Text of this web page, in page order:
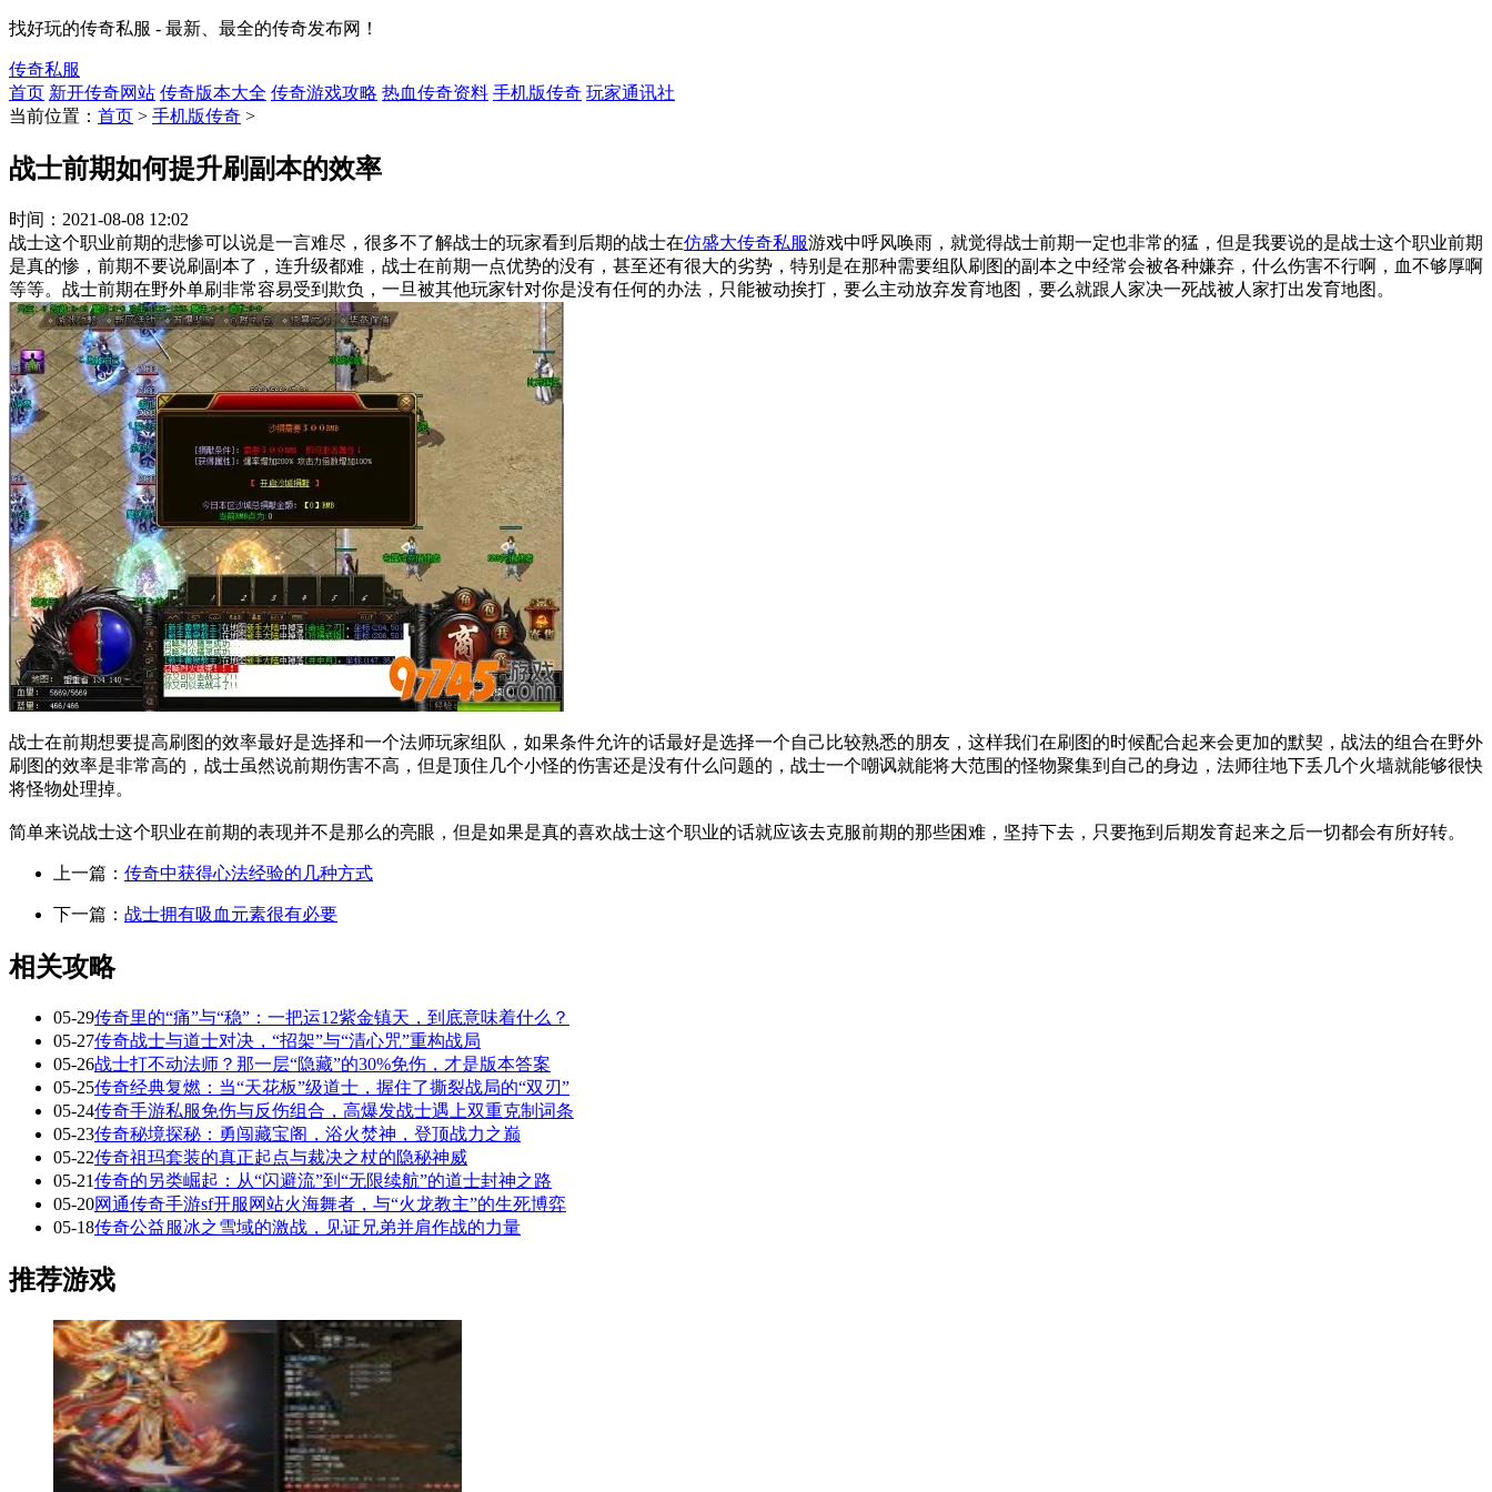
找好玩的传奇私服 - 最新、最全的传奇发布网！
传奇私服
首页 新开传奇网站 传奇版本大全 传奇游戏攻略 热血传奇资料 手机版传奇 玩家通讯社
当前位置： 首页 > 手机版传奇 >
战士前期如何提升刷副本的效率
时间： 2021-08-08 12:02
战士这个职业前期的悲惨可以说是一言难尽，很多不了解战士的玩家看到后期的战士在仿盛大传奇私服游戏中呼风唤雨，就觉得战士前期一定也非常的猛，但是我要说的是战士这个职业前期
是真的惨，前期不要说刷副本了，连升级都难，战士在前期一点优势的没有，甚至还有很大的劣势，特别是在那种需要组队刷图的副本之中经常会被各种嫌弃，什么伤害不行啊，血不够厚啊
等等。战士前期在野外单刷非常容易受到欺负，一旦被其他玩家针对你是没有任何的办法，只能被动挨打，要么主动放弃发育地图，要么就跟人家决一死战被人家打出发育地图。
战士在前期想要提高刷图的效率最好是选择和一个法师玩家组队，如果条件允许的话最好是选择一个自己比较熟悉的朋友，这样我们在刷图的时候配合起来会更加的默契，战法的组合在野外
刷图的效率是非常高的，战士虽然说前期伤害不高，但是顶住几个小怪的伤害还是没有什么问题的，战士一个嘲讽就能将大范围的怪物聚集到自己的身边，法师往地下丢几个火墙就能够很快
将怪物处理掉。
简单来说战士这个职业在前期的表现并不是那么的亮眼，但是如果是真的喜欢战士这个职业的话就应该去克服前期的那些困难，坚持下去，只要拖到后期发育起来之后一切都会有所好转。
上一篇： 传奇中获得心法经验的几种方式
下一篇： 战士拥有吸血元素很有必要
相关攻略
05-29传奇里的“痛”与“稳”：一把运12紫金镇天，到底意味着什么？
05-27传奇战士与道士对决，“招架”与“清心咒”重构战局
05-26战士打不动法师？那一层“隐藏”的30%免伤，才是版本答案
05-25传奇经典复燃：当“天花板”级道士，握住了撕裂战局的“双刃”
05-24传奇手游私服免伤与反伤组合，高爆发战士遇上双重克制词条
05-23传奇秘境探秘：勇闯藏宝阁，浴火焚神，登顶战力之巅
05-22传奇祖玛套装的真正起点与裁决之杖的隐秘神威
05-21传奇的另类崛起：从“闪避流”到“无限续航”的道士封神之路
05-20网通传奇手游sf开服网站火海舞者，与“火龙教主”的生死博弈
05-18传奇公益服冰之雪域的激战，见证兄弟并肩作战的力量
推荐游戏